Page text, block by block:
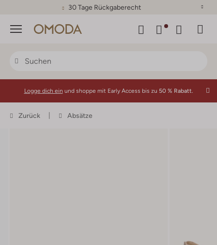
30 Tage Rückgaberecht
Menü
Logge dich ein und shoppe mit Early Access bis zu 50 % Rabatt.
Zurück Absätze